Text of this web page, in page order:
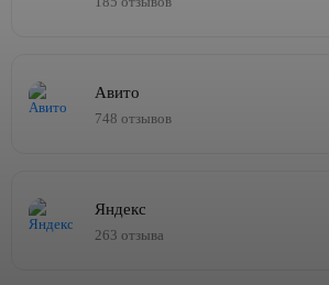
Авито
748 отзывов
Яндекс
263 отзыва